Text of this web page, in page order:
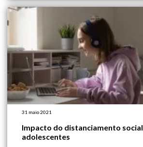
avaliação do risco […]
31 maio 2021
Impacto do distanciamento
adolescentes